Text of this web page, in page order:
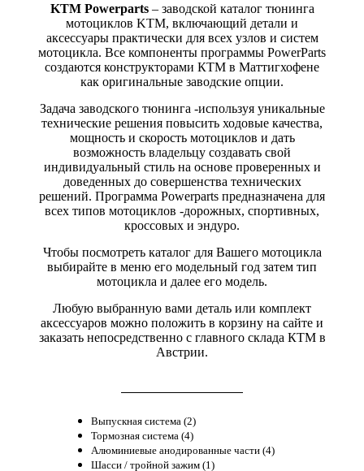
KTM Powerparts– заводской каталог тюнинга
мотоциклов KTM, включающий детали и
аксессуары практически для всех узлов и систем
мотоцикла. Все компоненты программы PowerParts
создаются конструкторами КТМ в Маттигхофене
как оригинальные заводские опции.
Задача заводского тюнинга -используя уникальные
технические решения повысить ходовые качества,
мощность и скорость мотоциклов и дать
возможность владельцу создавать свой
индивидуальный стиль на основе проверенных и
доведенных до совершенства технических
решений. Программа Powerparts предназначена для
всех типов мотоциклов -дорожных, спортивных,
кроссовых и эндуро.
Чтобы посмотреть каталог для Вашего мотоцикла
выбирайте в меню его модельный год затем тип
мотоцикла и далее его модель.
Любую выбранную вами деталь или комплект
аксессуаров можно положить в корзину на сайте и
заказать непосредственно с главного склада КТМ в
Австрии.
Выпускная система (2)
Тормозная система (4)
Алюминиевые анодированные части (4)
Шасси / тройной зажим (1)